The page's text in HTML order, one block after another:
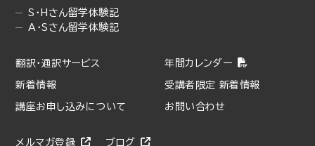
S・Hさん留学体験記
A・Sさん留学体験記
翻訳・通訳サービス 年間カレンダー
新着情報 受講者限定 新着情報
講座お申し込みについて お問い合わせ
メルマガ登録 ブログ